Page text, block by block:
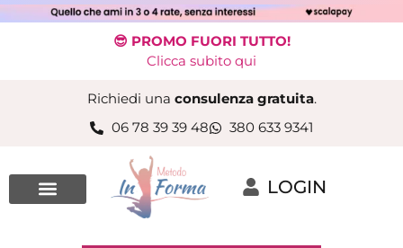
😎 PROMO FUORI TUTTO!
Clicca subito qui
Richiedi una consulenza gratuita.
06 78 39 39 48
380 633 9341
LOGIN